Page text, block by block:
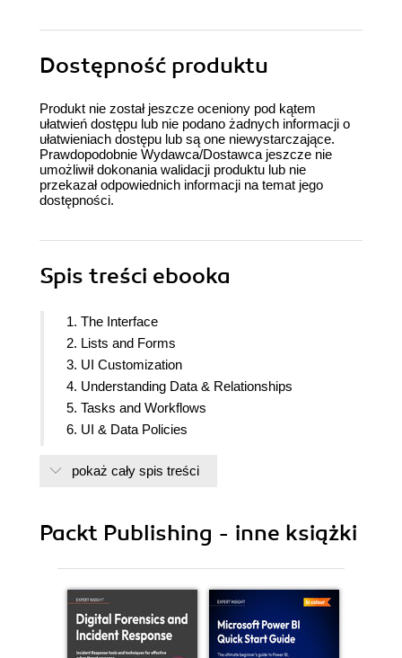
Dostępność produktu
Produkt nie został jeszcze oceniony pod kątem
ułatwień dostępu lub nie podano żadnych informacji o
ułatwieniach dostępu lub są one niewystarczające.
Prawdopodobnie Wydawca/Dostawca jeszcze nie
umożliwił dokonania walidacji produktu lub nie
przekazał odpowiednich informacji na temat jego
dostępności.
Spis treści ebooka
1. The Interface
2. Lists and Forms
3. UI Customization
4. Understanding Data & Relationships
5. Tasks and Workflows
6. UI & Data Policies
8. Introduction to Scripting
11. Server-Side Scripting
14. Pro-Tips Pocket Reference
pokaż cały spis treści
Packt Publishing - inne książki